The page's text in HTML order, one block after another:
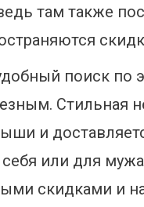
там также
поиск по
Стильная
и
или для
скидками и